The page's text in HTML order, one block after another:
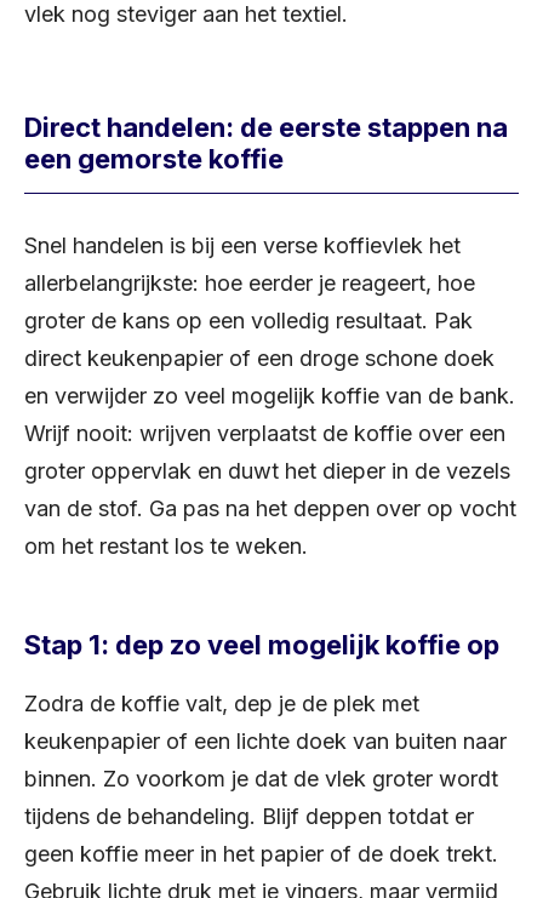
vlek nog steviger aan het textiel.
Direct handelen: de eerste stappen na
een gemorste koffie
Snel handelen is bij een verse koffievlek het
allerbelangrijkste: hoe eerder je reageert, hoe
groter de kans op een volledig resultaat. Pak
direct keukenpapier of een droge schone doek
en verwijder zo veel mogelijk koffie van de bank.
Wrijf nooit: wrijven verplaatst de koffie over een
groter oppervlak en duwt het dieper in de vezels
van de stof. Ga pas na het deppen over op vocht
om het restant los te weken.
Stap 1: dep zo veel mogelijk koffie op
Zodra de koffie valt, dep je de plek met
keukenpapier of een lichte doek van buiten naar
binnen. Zo voorkom je dat de vlek groter wordt
tijdens de behandeling. Blijf deppen totdat er
geen koffie meer in het papier of de doek trekt.
Gebruik lichte druk met je vingers, maar vermijd